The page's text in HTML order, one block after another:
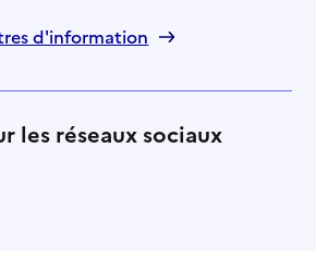
d'information
les réseaux sociaux